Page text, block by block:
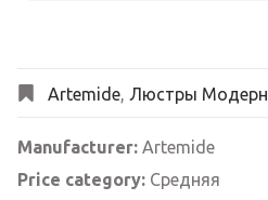
Artemide, Люстры Модерн
Manufacturer: Artemide
Price category: Средняя